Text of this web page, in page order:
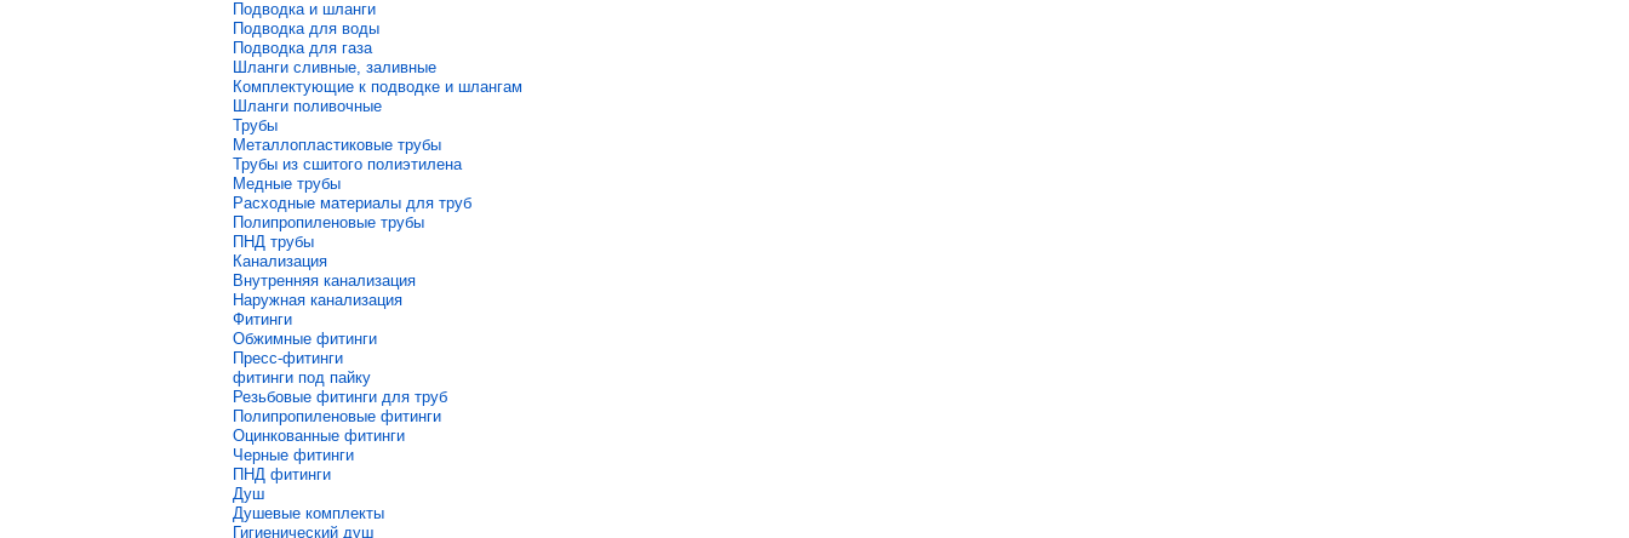
Подводка и шланги
Подводка для воды
Подводка для газа
Шланги сливные, заливные
Комплектующие к подводке и шлангам
Шланги поливочные
Трубы
Металлопластиковые трубы
Трубы из сшитого полиэтилена
Медные трубы
Расходные материалы для труб
Полипропиленовые трубы
ПНД трубы
Канализация
Внутренняя канализация
Наружная канализация
Фитинги
Обжимные фитинги
Пресс-фитинги
фитинги под пайку
Резьбовые фитинги для труб
Полипропиленовые фитинги
Оцинкованные фитинги
Черные фитинги
ПНД фитинги
Душ
Душевые комплекты
Гигиенический душ